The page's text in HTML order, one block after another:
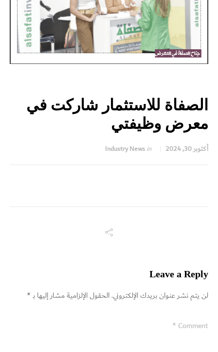
الصفاة للاستثمار شاركت في
معرض وظيفتي
أكتوبر 30, 2024 Industry Newsin
Leave a Reply
لن يتم نشر عنوان بريدك الإلكتروني.الحقول الإلزامية مشار إليها بـ*